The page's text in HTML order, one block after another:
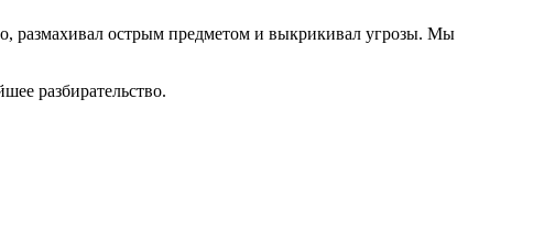
размахивал острым предметом и выкрикивал угрозы. Мы
разбирательство.